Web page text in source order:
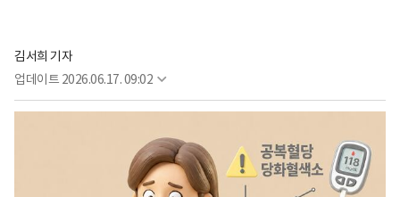
김서희 기자
업데이트 2026.06.17. 09:02